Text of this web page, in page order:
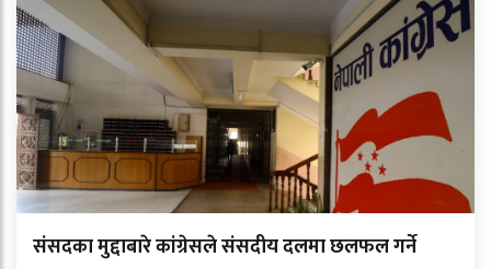
संसदका मुद्दाबारे कांग्रेसले संसदीय दलमा छलफल गर्ने